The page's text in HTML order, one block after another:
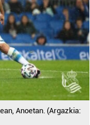
Anoetan. (Argazkia: